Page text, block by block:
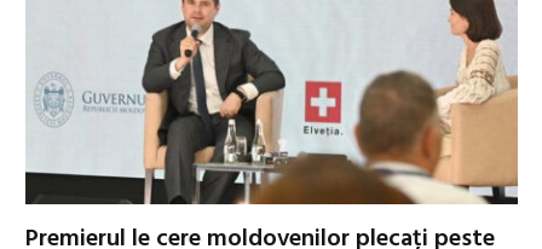
Premierul le cere moldovenilor plecați peste